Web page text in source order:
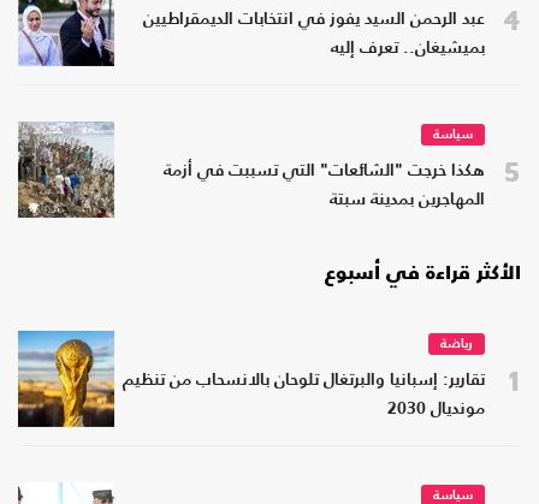
4
عبد الرحمن السيد يفوز في انتخابات الديمقراطيين
بميشيغان.. تعرف إليه
5
سياسة
هكذا خرجت "الشائعات" التي تسببت في أزمة
المهاجرين بمدينة سبتة
الأكثر قراءة في أسبوع
1
رياضة
تقارير: إسبانيا والبرتغال تلوحان بالانسحاب من تنظيم
مونديال 2030
سياسة